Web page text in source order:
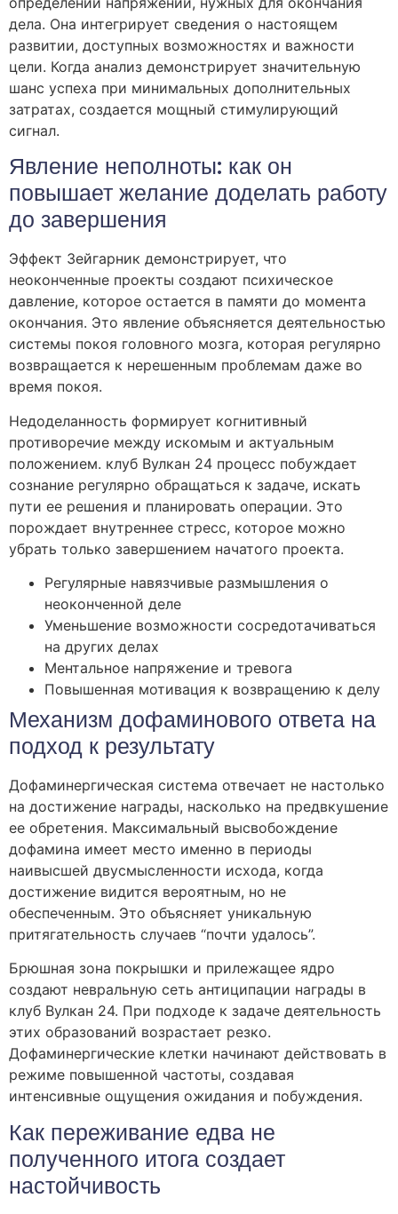
дела. Она интегрирует сведения о настоящем
развитии, доступных возможностях и важности
цели. Когда анализ демонстрирует значительную
шанс успеха при минимальных дополнительных
затратах, создается мощный стимулирующий
сигнал.
Явление неполноты: как он
повышает желание доделать работу
до завершения
Эффект Зейгарник демонстрирует, что
неоконченные проекты создают психическое
давление, которое остается в памяти до момента
окончания. Это явление объясняется деятельностью
системы покоя головного мозга, которая регулярно
возвращается к нерешенным проблемам даже во
время покоя.
Недоделанность формирует когнитивный
противоречие между искомым и актуальным
положением. клуб Вулкан 24 процесс побуждает
сознание регулярно обращаться к задаче, искать
пути ее решения и планировать операции. Это
порождает внутреннее стресс, которое можно
убрать только завершением начатого проекта.
Регулярные навязчивые размышления о
неоконченной деле
Уменьшение возможности сосредотачиваться
на других делах
Ментальное напряжение и тревога
Повышенная мотивация к возвращению к делу
Механизм дофаминового ответа на
подход к результату
Дофаминергическая система отвечает не настолько
на достижение награды, насколько на предвкушение
ее обретения. Максимальный высвобождение
дофамина имеет место именно в периоды
наивысшей двусмысленности исхода, когда
достижение видится вероятным, но не
обеспеченным. Это объясняет уникальную
притягательность случаев “почти удалось”.
Брюшная зона покрышки и прилежащее ядро
создают невральную сеть антиципации награды в
клуб Вулкан 24. При подходе к задаче деятельность
этих образований возрастает резко.
Дофаминергические клетки начинают действовать в
режиме повышенной частоты, создавая
интенсивные ощущения ожидания и побуждения.
Как переживание едва не
полученного итога создает
настойчивость